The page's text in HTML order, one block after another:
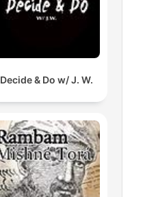
Decide & Do w/ J. W.